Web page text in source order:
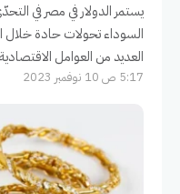
يستمر الدولار في مصر في
السوداء تحولات حادة خلال
العديد من العوامل
الوضع
5:17 ص 10 نوفمبر 2023